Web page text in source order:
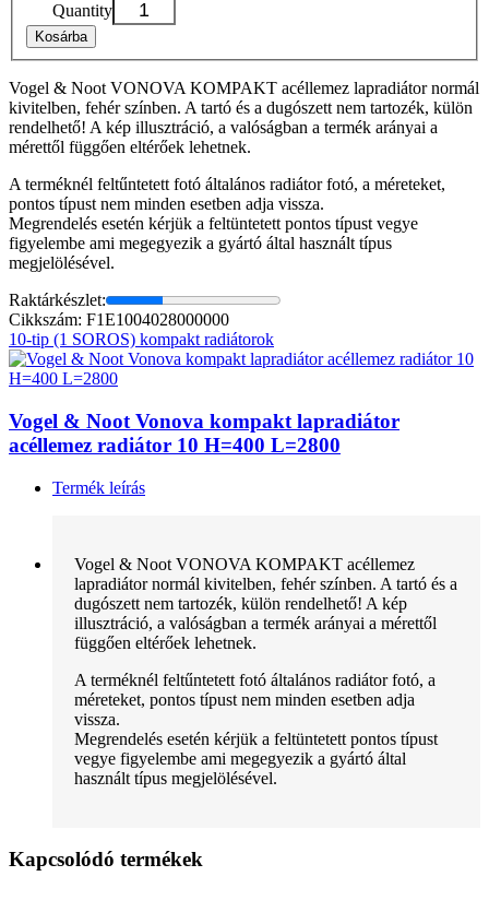
Quantity
Kosárba
Vogel & Noot VONOVA KOMPAKT acéllemez lapradiátor normál
kivitelben, fehér színben. A tartó és a dugószett nem tartozék, külön
rendelhető! A kép illusztráció, a valóságban a termék arányai a
mérettől függően eltérőek lehetnek.
A terméknél feltűntetett fotó általános radiátor fotó, a méreteket,
pontos típust nem minden esetben adja vissza.
Megrendelés esetén kérjük a feltüntetett pontos típust vegye
figyelembe ami megegyezik a gyártó által használt típus
megjelölésével.
Raktárkészlet:
Cikkszám: F1E1004028000000
10-tip (1 SOROS) kompakt radiátorok
Vogel & Noot Vonova kompakt lapradiátor
acéllemez radiátor 10 H=400 L=2800
Termék leírás
Vogel & Noot VONOVA KOMPAKT acéllemez
lapradiátor normál kivitelben, fehér színben. A tartó és a
dugószett nem tartozék, külön rendelhető! A kép
illusztráció, a valóságban a termék arányai a mérettől
függően eltérőek lehetnek.
A terméknél feltűntetett fotó általános radiátor fotó, a
méreteket, pontos típust nem minden esetben adja
vissza.
Megrendelés esetén kérjük a feltüntetett pontos típust
vegye figyelembe ami megegyezik a gyártó által
használt típus megjelölésével.
Kapcsolódó termékek